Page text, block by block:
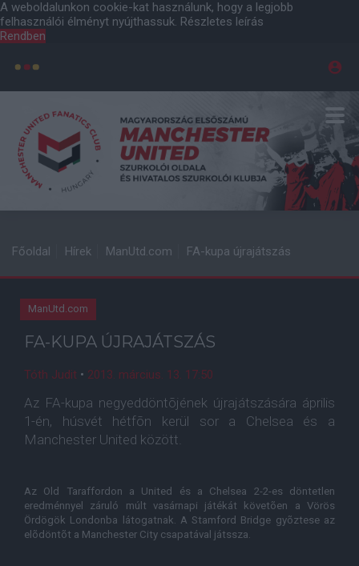
A weboldalunkon cookie-kat használunk, hogy a legjobb
felhasználói élményt nyújthassuk. Részletes leírás
Rendben
Főoldal Hírek ManUtd.com FA-kupa újrajátszás
ManUtd.com
FA-KUPA ÚJRAJÁTSZÁS
Tóth Judit • 2013. március. 13. 17:50
Az FA-kupa negyeddöntõjének újrajátszására április
1-én, húsvét hétfõn kerül sor a Chelsea és a
Manchester United között.
Az Old Taraffordon a United és a Chelsea 2-2-es döntetlen
eredménnyel záruló múlt vasárnapi játékát követõen a Vörös
Ördögök Londonba látogatnak. A Stamford Bridge gyõztese az
elõdöntõt a Manchester City csapatával játssza.